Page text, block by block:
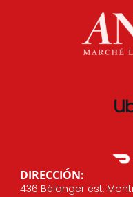
DIRECCIÓN:
436 Bélanger est,